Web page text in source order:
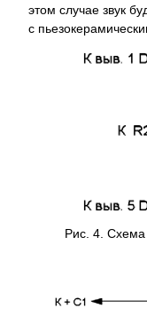
этом случае звук
с
Рис. 4. Схема